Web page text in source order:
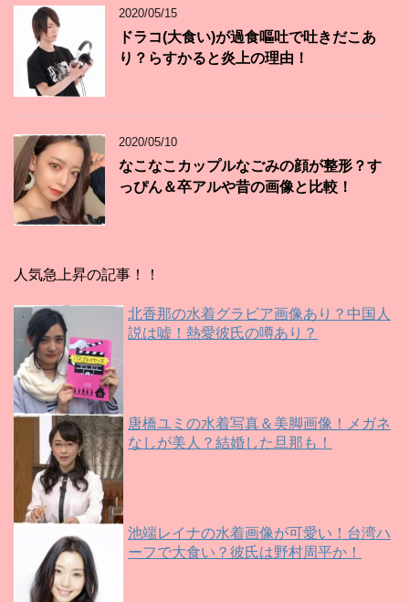
2020/05/15
ドラコ(大食い)が過食嘔吐で吐きだこあ
り？らすかると炎上の理由！
2020/05/10
なこなこカップルなごみの顔が整形？す
っぴん＆卒アルや昔の画像と比較！
人気急上昇の記事！！
北香那の水着グラビア画像あり？中国人
説は嘘！熱愛彼氏の噂あり？
唐橋ユミの水着写真＆美脚画像！メガネ
なしが美人？結婚した旦那も！
池端レイナの水着画像が可愛い！台湾ハ
ーフで大食い？彼氏は野村周平か！